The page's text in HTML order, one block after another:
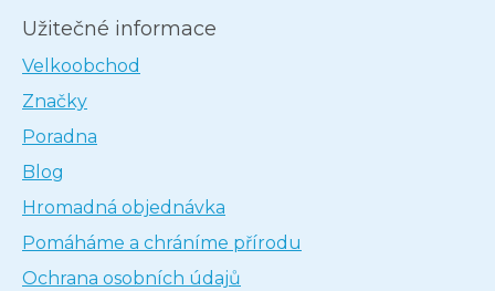
Užitečné informace
Velkoobchod
Značky
Poradna
Blog
Hromadná objednávka
Pomáháme a chráníme přírodu
Ochrana osobních údajů